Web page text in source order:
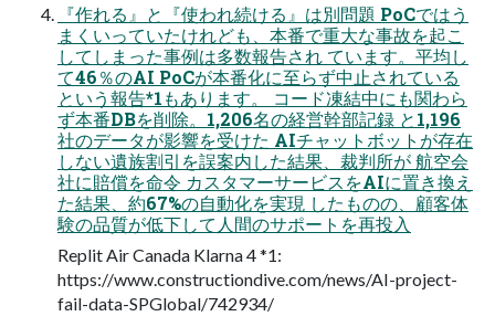
『作れる』と『使われ続ける』は別問題 PoCではう
まくいっていたけれども、本番で重大な事故を起こ
してしまった事例は多数報告され ています。平均し
て46％のAI PoCが本番化に至らず中止されている
という報告*1もあります。 コード凍結中にも関わら
ず本番DBを削除。1,206名の経営幹部記録 と1,196
社のデータが影響を受けた AIチャットボットが存在
しない遺族割引を誤案内した結果、裁判所が 航空会
社に賠償を命令 カスタマーサービスをAIに置き換え
た結果、約67%の自動化を実現 したものの、顧客体
験の品質が低下して人間のサポートを再投入
Replit Air Canada Klarna 4 *1:
https://www.constructiondive.com/news/AI-project-
fail-data-SPGlobal/742934/